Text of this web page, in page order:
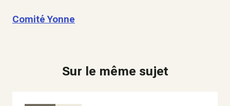
Comité Yonne
Sur le même sujet